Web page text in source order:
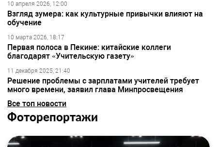
10 апреля 2026, 12:00
Взгляд зумера: как культурные привычки влияют на
обучение
10 марта 2026, 18:17
Первая полоса в Пекине: китайские коллеги
благодарят «Учительскую газету»
11 декабря 2025, 21:40
Решение проблемы с зарплатами учителей требует
много времени, заявил глава Минпросвещения
Все топ новости
Фоторепортажи